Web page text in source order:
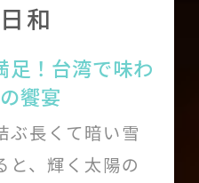
和
足！台湾で味わ
饗宴
ぶ長くて暗い雪
と、輝く太陽の